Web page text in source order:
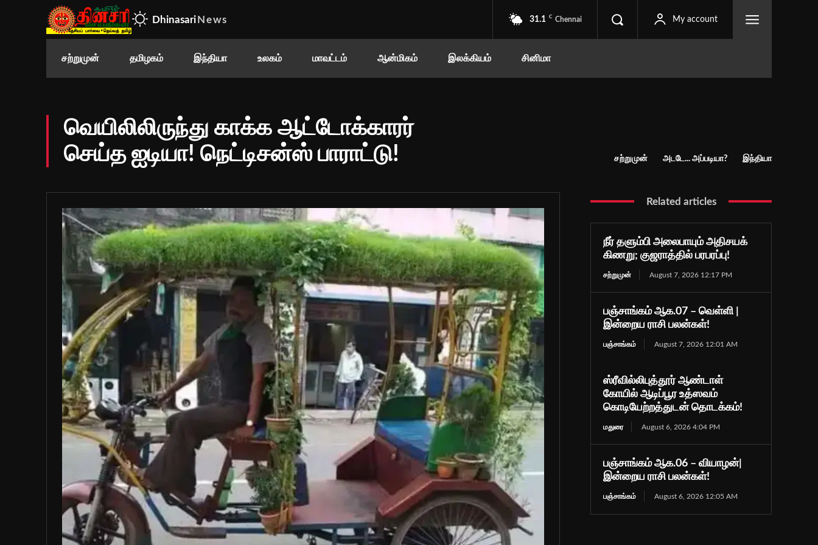
Dhinasari News 31.1 C Chennai My account
சற்றுமுன் தமிழகம் இந்தியா உலகம் மாவட்டம் ஆன்மிகம் இலக்கியம் சினிமா
வெயிலிலிருந்து காக்க ஆட்டோக்காரர்
செய்த ஐடியா! நெட்டிசன்ஸ் பாராட்டு!
சற்றுமுன் அடடே... அப்படியா? இந்தியா
Related articles
நீர் தளும்பி அலைபாயும் அதிசயக்
கிணறு; குஜராத்தில் பரபரப்பு!
சற்றுமுன் August 7, 2026 12:17 PM
பஞ்சாங்கம் ஆக.07 – வெள்ளி |
இன்றைய ராசி பலன்கள்!
பஞ்சாங்கம் August 7, 2026 12:01 AM
ஸ்ரீவில்லிபுத்தூர் ஆண்டாள்
கோயில் ஆடிப்பூர உத்ஸவம்
கொடியேற்றத்துடன் தொடக்கம்!
மதுரை August 6, 2026 4:04 PM
பஞ்சாங்கம் ஆக.06 – வியாழன்|
இன்றைய ராசி பலன்கள்!
பஞ்சாங்கம் August 6, 2026 12:05 AM